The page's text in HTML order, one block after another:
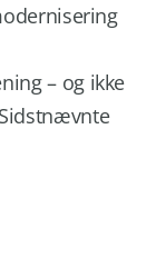
– og ikke